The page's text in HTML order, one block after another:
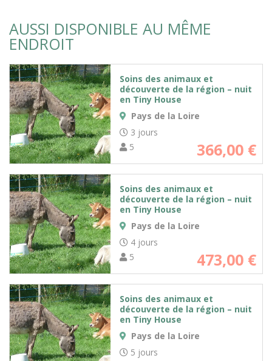
AUSSI DISPONIBLE AU MÊME
ENDROIT
Soins des animaux et
découverte de la région – nuit
en Tiny House
Pays de la Loire
3 jours
5
366,00 €
Soins des animaux et
découverte de la région – nuit
en Tiny House
Pays de la Loire
4 jours
5
473,00 €
Soins des animaux et
découverte de la région – nuit
en Tiny House
Pays de la Loire
5 jours